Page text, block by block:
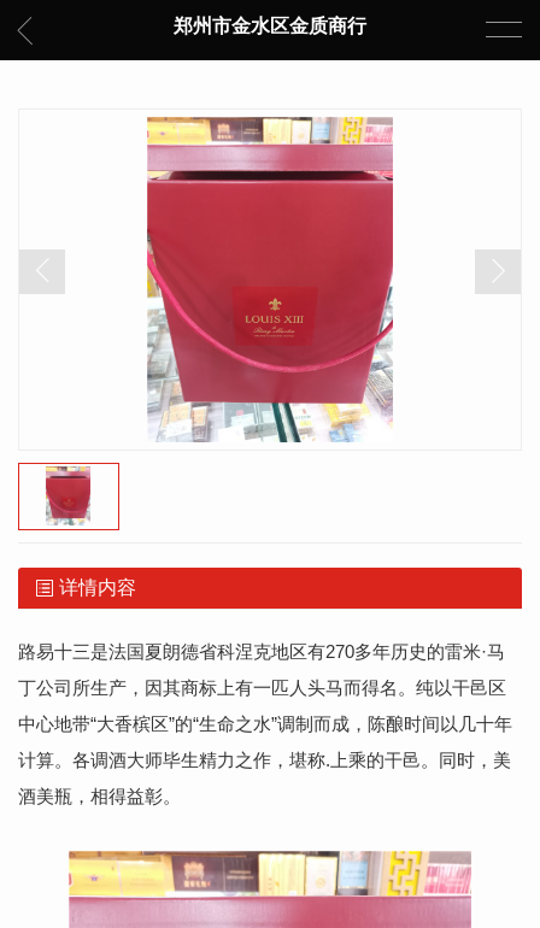
郑州市金水区金质商行
详情内容
路易十三是法国夏朗德省科涅克地区有270多年历史的雷米·马
丁公司所生产，因其商标上有一匹人头马而得名。纯以干邑区
中心地带“大香槟区”的“生命之水”调制而成，陈酿时间以几十年
计算。各调酒大师毕生精力之作，堪称.上乘的干邑。同时，美
酒美瓶，相得益彰。